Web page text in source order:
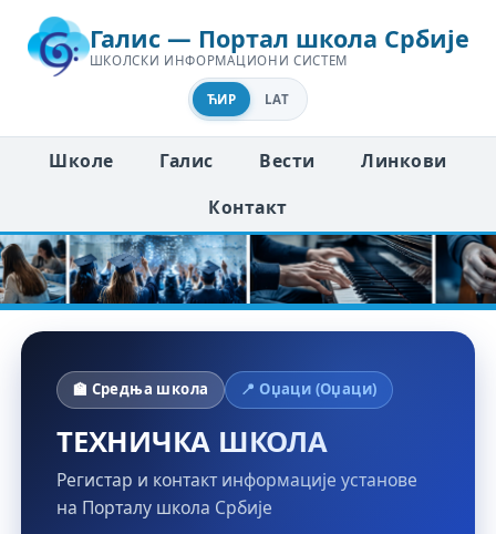
Галис — Портал школа Србије
ШКОЛСКИ ИНФОРМАЦИОНИ СИСТЕМ
ЋИР LAT
Школе Галис Вести
Линкови
Контакт
🏫 Средња школа 📍 Оџаци (Оџаци)
ТЕХНИЧКА ШКОЛА
Регистар и контакт информације установе
на Порталу школа Србије